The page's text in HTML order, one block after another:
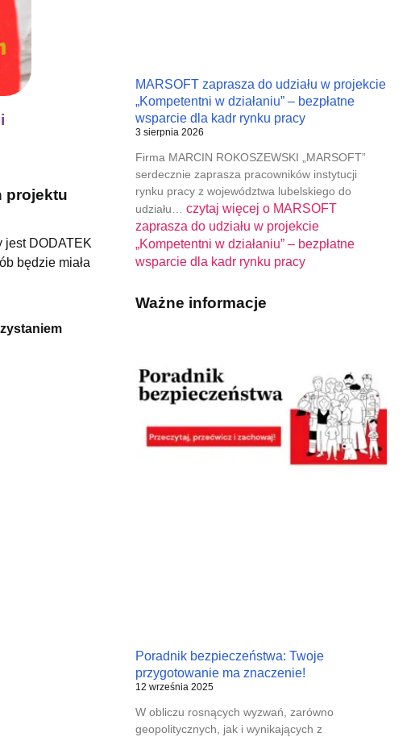
projektu
jest DODATEK
będzie miała
MARSOFT zaprasza do udziału w projekcie
„Kompetentni w działaniu” – bezpłatne
wsparcie dla kadr rynku pracy
3 sierpnia 2026
Firma MARCIN ROKOSZEWSKI „MARSOFT”
serdecznie zaprasza pracowników instytucji
rynku pracy z województwa lubelskiego do
udziału… czytaj więcej oMARSOFT
zaprasza do udziału w projekcie
„Kompetentni w działaniu” – bezpłatne
wsparcie dla kadr rynku pracy
Ważne informacje
Poradnik bezpieczeństwa: Twoje
przygotowanie ma znaczenie!
12 września 2025
W obliczu rosnących wyzwań, zarówno
geopolitycznych, jak i wynikających z